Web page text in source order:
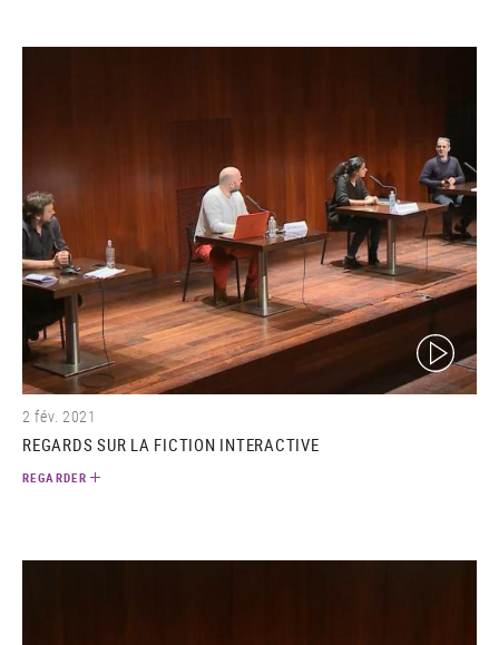
(video)
2 fév. 2021
REGARDS SUR LA FICTION INTERACTIVE
REGARDER